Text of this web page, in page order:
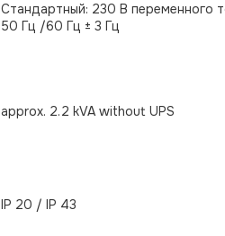
Стандартный: 230 В переменного
50 Гц /60 Гц ± 3 Гц
approx. 2.2 kVA without UPS
IP 20 / IP 43